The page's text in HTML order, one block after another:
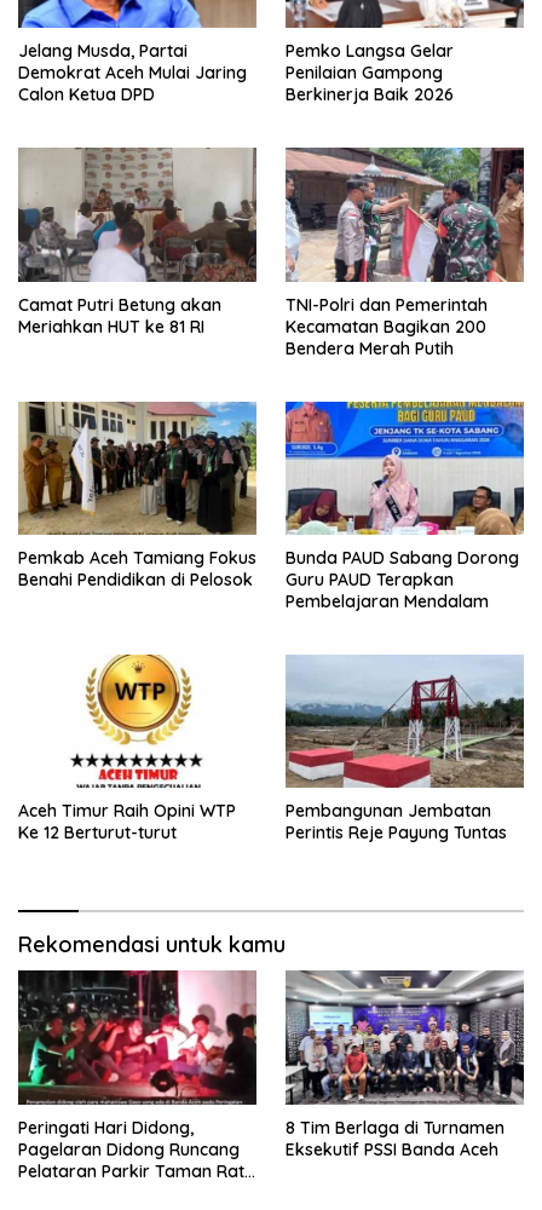
Jelang Musda, Partai
Demokrat Aceh Mulai Jaring
Calon Ketua DPD
Pemko Langsa Gelar
Penilaian Gampong
Berkinerja Baik 2026
Camat Putri Betung akan
Meriahkan HUT ke 81 RI
TNI-Polri dan Pemerintah
Kecamatan Bagikan 200
Bendera Merah Putih
Pemkab Aceh Tamiang Fokus
Benahi Pendidikan di Pelosok
Bunda PAUD Sabang Dorong
Guru PAUD Terapkan
Pembelajaran Mendalam
Aceh Timur Raih Opini WTP
Ke 12 Berturut-turut
Pembangunan Jembatan
Perintis Reje Payung Tuntas
Rekomendasi untuk kamu
Peringati Hari Didong,
Pagelaran Didong Runcang
Pelataran Parkir Taman Ratu
8 Tim Berlaga di Turnamen
Eksekutif PSSI Banda Aceh